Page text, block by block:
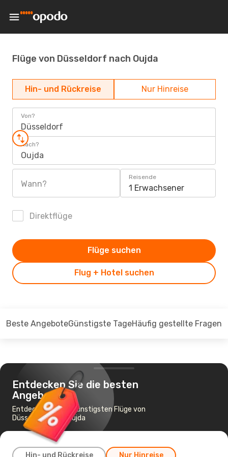
Flüge von Düsseldorf nach Oujda
Hin- und Rückreise Nur Hinreise
Von?
Düsseldorf
Nach?
Oujda
Wann?
Reisende
1 Erwachsener
Direktflüge
Flug + Hotel suchen
Flüge suchen
Beste AngeboteGünstigste TageHäufig gestellte Fragen
Entdecken Sie die besten
Angebote
Entdecken Sie die günstigsten Flüge von
Düsseldorf nach Oujda
Hin- und Rückreise Nur Hinreise